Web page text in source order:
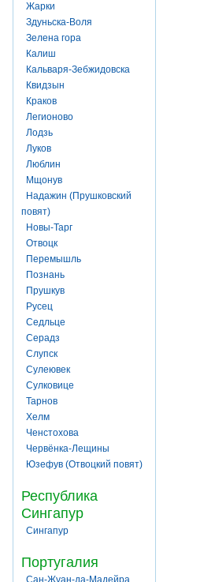
Жарки
Здуньска-Воля
Зелена гора
Калиш
Кальваря-Зебжидовска
Квидзын
Краков
Легионово
Лодзь
Луков
Люблин
Мщонув
Надажин (Прушковский
повят)
Новы-Тарг
Отвоцк
Перемышль
Познань
Прушкув
Русец
Седльце
Серадз
Слупск
Сулеювек
Сулковице
Тарнов
Хелм
Ченстохова
Червёнка-Лещины
Юзефув (Отвоцкий повят)
Республика
Сингапур
Сингапур
Португалия
Сан-Жуан-да-Мадейра